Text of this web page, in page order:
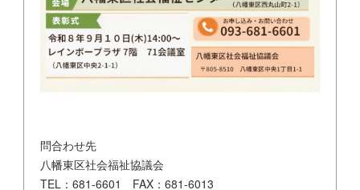
問合わせ先
八幡東区社会福祉協議会
TEL：681-6601 FAX：681-6013